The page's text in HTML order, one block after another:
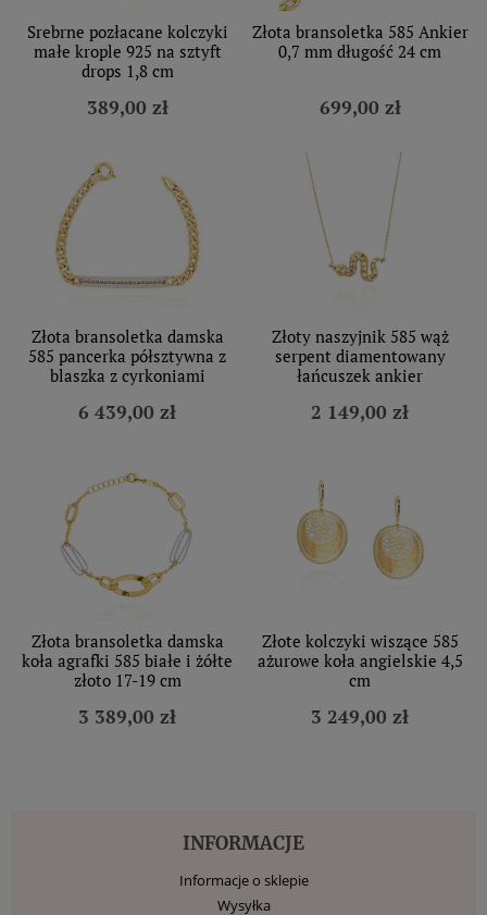
Srebrne pozłacane kolczyki
małe krople 925 na sztyft
drops 1,8 cm
389,00 zł
Złota bransoletka 585 Ankier
0,7 mm długość 24 cm
699,00 zł
Złota bransoletka damska
585 pancerka półsztywna z
blaszka z cyrkoniami
6 439,00 zł
Złoty naszyjnik 585 wąż
serpent diamentowany
łańcuszek ankier
2 149,00 zł
Złota bransoletka damska
koła agrafki 585 białe i żółte
złoto 17-19 cm
3 389,00 zł
Złote kolczyki wiszące 585
ażurowe koła angielskie 4,5
cm
3 249,00 zł
INFORMACJE
Informacje o sklepie
Wysyłka